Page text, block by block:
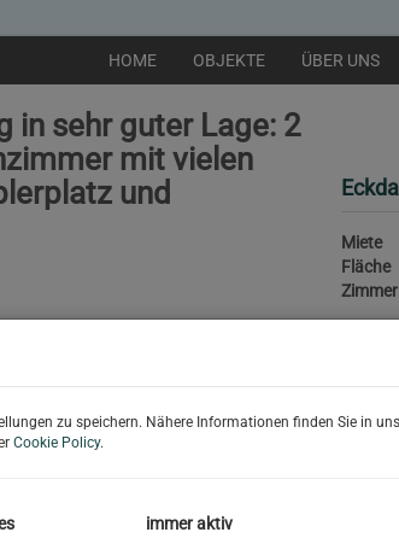
HOME OBJEKTE ÜBER UNS
in sehr guter Lage: 2
mit vielen
und
Miete
Fläche
Zimmer
zu speichern. Nähere Informationen finden Sie in
Cookie Policy.
immer aktiv